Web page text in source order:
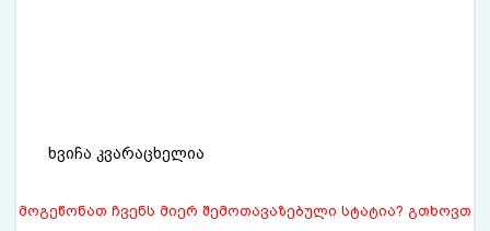
ხვიჩა კვარაცხელია
მოგეწონათ ჩვენს მიერ შემოთავაზებული სტატია? გთხოვთ